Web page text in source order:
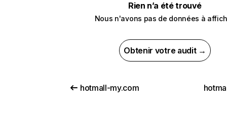
Rien n’a été trouvé
Nous n'avons pas de données à
Obtenir votre audit →
hotmall-my.com